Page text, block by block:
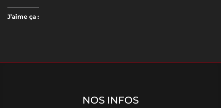
J’aime ça :
NOS INFOS